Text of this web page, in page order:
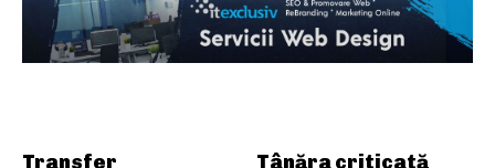
Transfer
Tânăra criticată